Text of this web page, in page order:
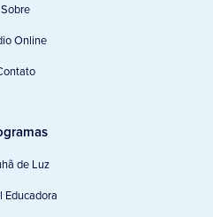
Sobre
Online
de Luz
Educadora